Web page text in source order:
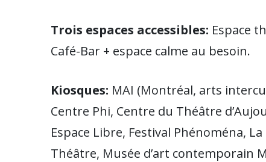
Trois espaces accessibles: Espace
Café-Bar + espace calme au besoin.
Kiosques: MAI (Montréal, arts
Centre Phi, Centre du Théâtre
Espace Libre, Festival Phénoména,
Théâtre, Musée d’art contemporain